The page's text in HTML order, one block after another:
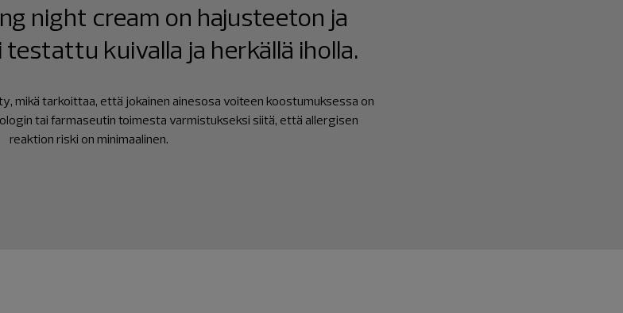
night cream on hajusteeton ja
kuivalla ja herkällä iholla.
mikä tarkoittaa, että jokainen ainesosa voiteen koostumuksessa on
tai farmaseutin toimesta varmistukseksi siitä, että allergisen
reaktion riski on minimaalinen.